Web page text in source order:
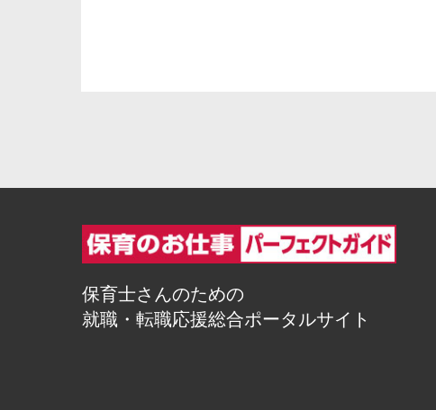
保育士さんのための
就職・転職応援総合ポータルサイト